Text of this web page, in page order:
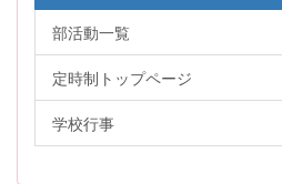
部活動一覧
定時制トップページ
学校行事